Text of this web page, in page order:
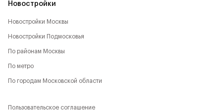
Новостройки
Новостройки Москвы
Новостройки Подмосковья
По районам Москвы
По метро
По городам Московской области
Пользовательское соглашение